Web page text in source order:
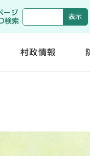
ージ
ID検索
村政情報